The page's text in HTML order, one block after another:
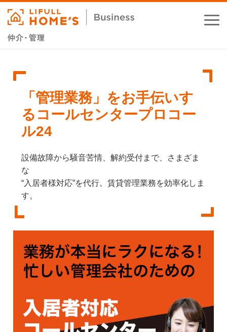
セミナー・イベント
資料ダウンロード
「管理業務」をお手伝いす
るコールセンタープロコー
ル24
設備故障から騒音苦情、解約受付まで、さまざま
な
“入居者様対応”を代行。賃貸管理業務を効率化しま
す。